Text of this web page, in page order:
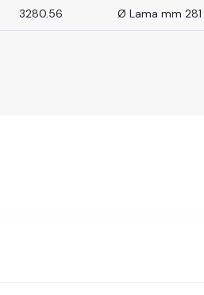
3280.56 Ø Lama mm 281